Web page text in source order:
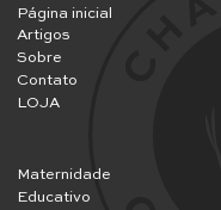
Página inicial
Artigos
Sobre
Contato
LOJA
Maternidade
Educativo